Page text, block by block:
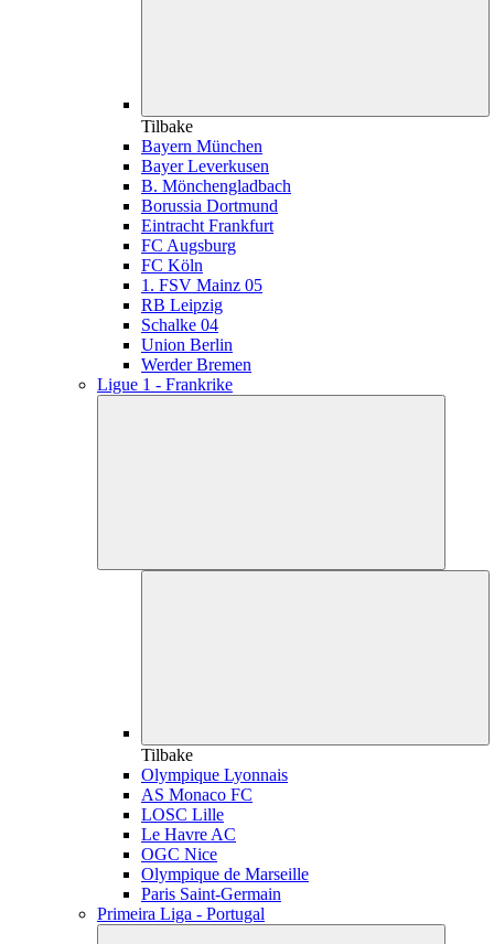
Tilbake
Bayern München
Bayer Leverkusen
B. Mönchengladbach
Borussia Dortmund
Eintracht Frankfurt
FC Augsburg
FC Köln
1. FSV Mainz 05
RB Leipzig
Schalke 04
Union Berlin
Werder Bremen
Ligue 1 - Frankrike
Tilbake
Olympique Lyonnais
AS Monaco FC
LOSC Lille
Le Havre AC
OGC Nice
Olympique de Marseille
Paris Saint-Germain
Primeira Liga - Portugal